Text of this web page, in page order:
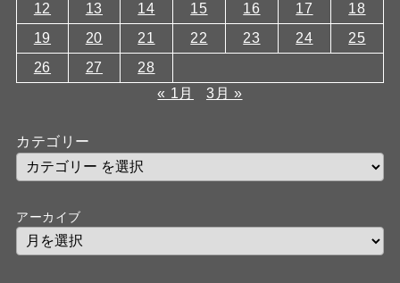
12
13 14 15 16 17
18
19
20 21 22 23 24
25
26
27
28
« 1月
3月 »
カテゴリー
アーカイブ